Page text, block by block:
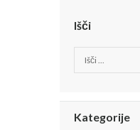
Išči
Kategorije